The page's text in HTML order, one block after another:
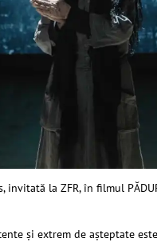
invitată la ZFR, în filmul
şi extrem de aşteptate